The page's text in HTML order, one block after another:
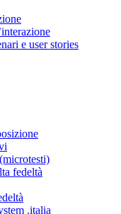
e user stories
fedeltà
.italia